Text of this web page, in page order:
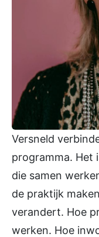
Versneld
programma. Het
die samen
de praktijk
verandert. Hoe
werken. Hoe